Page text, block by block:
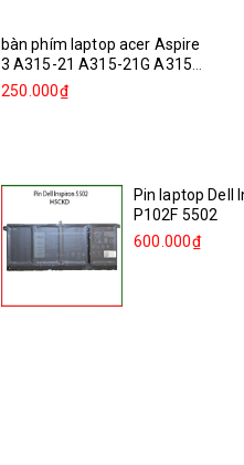
bàn phím laptop acer Aspire
3 A315-21 A315-21G A315-
31...
250.000₫
Pin laptop Dell
P102F 5502
600.000₫